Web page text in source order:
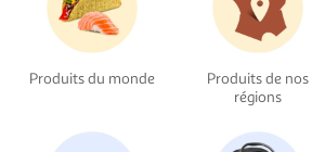
Produits du monde
Produits de nos
régions